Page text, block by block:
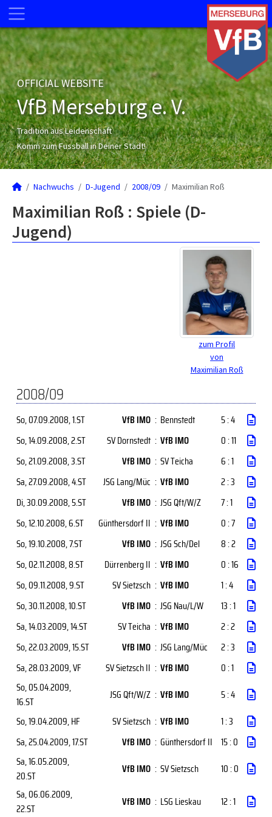
OFFICIAL WEBSITE
VfB Merseburg e. V.
Tradition aus Leidenschaft
Komm zum Fussball in Deiner Stadt!
Nachwuchs D-Jugend 2008/09 Maximilian Roß
Maximilian Roß : Spiele (D-
Jugend)
zum Profil
von
Maximilian Roß
2008/09
So, 07.09.2008, 1.ST VfB IMO : Bennstedt
5 : 4
So, 14.09.2008, 2.ST SV Dornstedt : VfB IMO
0 : 11
So, 21.09.2008, 3.ST VfB IMO : SV Teicha
6 : 1
Sa, 27.09.2008, 4.ST JSG Lang/Müc : VfB IMO
2 : 3
Di, 30.09.2008, 5.ST VfB IMO : JSG Qft/W/Z
7 : 1
So, 12.10.2008, 6.ST Günthersdorf II : VfB IMO
0 : 7
So, 19.10.2008, 7.ST VfB IMO : JSG Sch/Del
8 : 2
So, 02.11.2008, 8.ST Dürrenberg II : VfB IMO
0 : 16
So, 09.11.2008, 9.ST SV Sietzsch : VfB IMO
1 : 4
So, 30.11.2008, 10.ST VfB IMO : JSG Nau/L/W
13 : 1
Sa, 14.03.2009, 14.ST SV Teicha : VfB IMO
2 : 2
So, 22.03.2009, 15.ST VfB IMO : JSG Lang/Müc
2 : 3
Sa, 28.03.2009, VF SV Sietzsch II : VfB IMO
0 : 1
So, 05.04.2009,
16.ST
JSG Qft/W/Z : VfB IMO
5 : 4
So, 19.04.2009, HF SV Sietzsch : VfB IMO
1 : 3
Sa, 25.04.2009, 17.ST VfB IMO : Günthersdorf II 15 : 0
Sa, 16.05.2009,
20.ST
VfB IMO : SV Sietzsch
10 : 0
Sa, 06.06.2009,
22.ST
VfB IMO : LSG Lieskau 12 : 1